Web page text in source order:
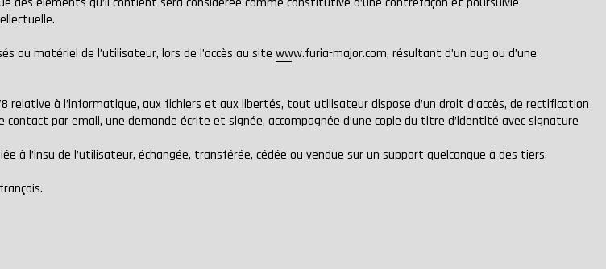
au matériel de l’utilisateur, lors de l’accès au site www.furia-major.com, résultant d’un bug ou d’une
à l’informatique, aux fichiers et aux libertés, tout utilisateur dispose d’un droit d’accès, de rectification
par email, une demande écrite et signée, accompagnée d’une copie du titre d’identité avec signature
à l’insu de l’utilisateur, échangée, transférée, cédée ou vendue sur un support quelconque à des tiers.